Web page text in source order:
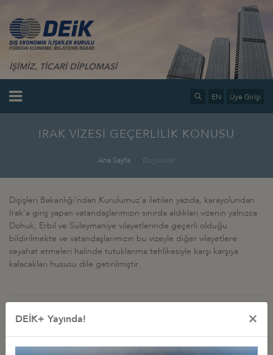
İŞİMİZ, TİCARİ DİPLOMASİ
EN Üye Girişi
IRAK VİZESİ GEÇERLİLİK KONUSU
Ana Sayfa Duyurular
Dışişleri Bakanlığı’ndan Kurulumuz’a iletilen yazıda, karayolundan
Irak’a giriş yapan vatandaşlarımızın sınırda aldıkları vizenin yalnızca
Dohuk, Erbil ve Süleymaniye vilayetlerinde geçerli olduğu
bildirilmekte ve vatandaşlarımızın bu vizeyle diğer vilayetlere
seyahat etmeleri halinde tutuklanma tehlikesiyle karşı karşıya
kalacakları hususu dile getirilmiştir.
Diğer Duyurular
DEİK+ Yayında! ×